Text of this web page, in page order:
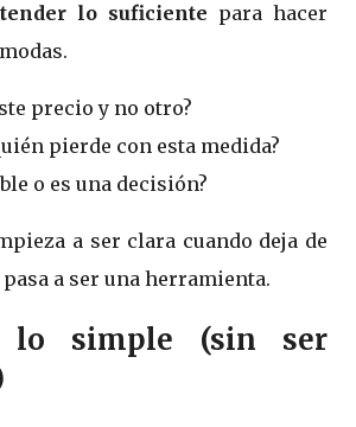
lo suficiente para hacer
precio y no otro?
pierde con esta medida?
o es una decisión?
a ser clara cuando deja de
a ser una herramienta.
lo simple (sin ser